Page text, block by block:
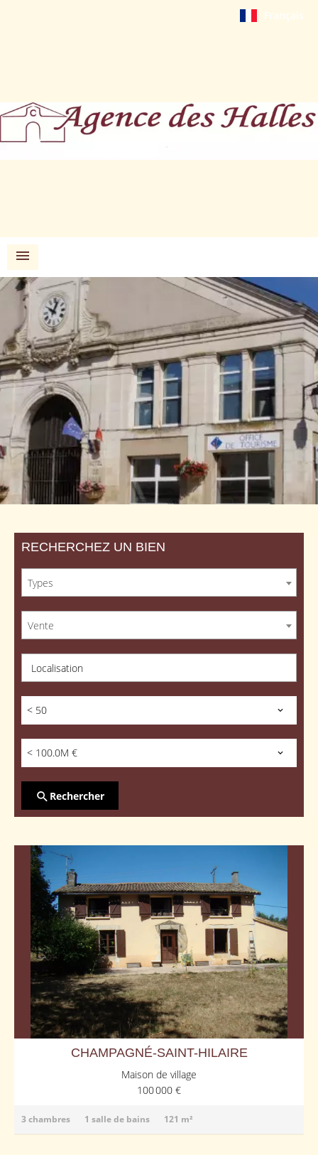
Français
RECHERCHEZ UN BIEN
Types
Vente
Localisation
< 50
< 100.0M €
Rechercher
CHAMPAGNÉ-SAINT-HILAIRE
Maison de village
100 000 €
3 chambres 1 salle de bains 121 m²